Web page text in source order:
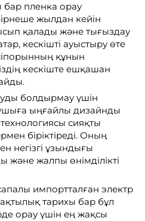
пленка орау
жылдан кейін
қалады және тығыздау
кескішті ауыстыру өте
құнын
кескіште ешқашан
болдырмау үшін
ыңғайлы дизайнды
технологиясы сияқты
біріктіреді. Оның
негізгі ұзындығы
және жалпы өнімділікті
импортталған электр
тарихы бар бұл
орау үшін ең жақсы